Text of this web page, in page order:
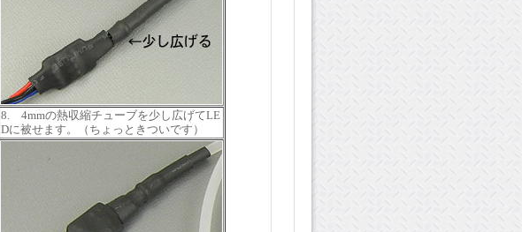
8. 4mmの熱収縮チューブを少し広げてLE
Dに被せます。（ちょっときついです）